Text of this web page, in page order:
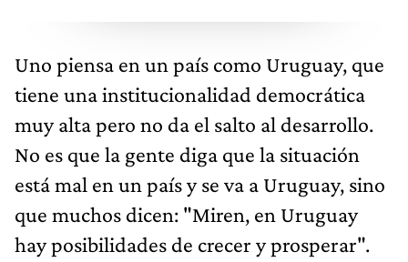
Uno piensa en un país como Uruguay, que
tiene una institucionalidad democrática
muy alta pero no da el salto al desarrollo.
No es que la gente diga que la situación
está mal en un país y se va a Uruguay, sino
que muchos dicen: "Miren, en Uruguay
hay posibilidades de crecer y prosperar".